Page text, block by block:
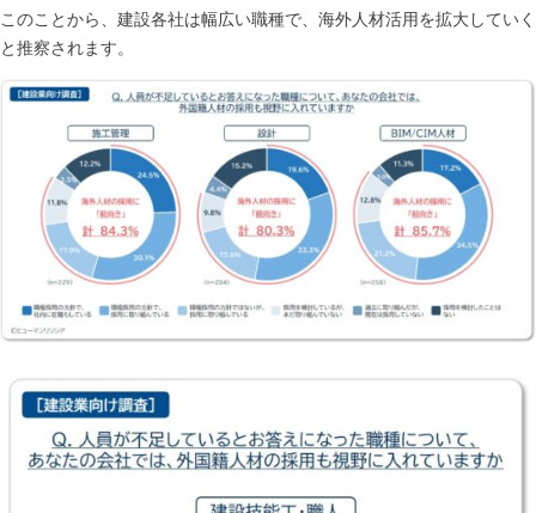
このことから、建設各社は幅広い職種で、海外人材活用を拡大していく
と推察されます。